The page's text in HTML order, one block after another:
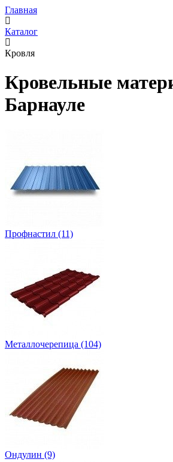
Главная
Каталог
Кровля
Кровельные
Барнауле
Профнастил (11)
Металлочерепица (104)
Ондулин (9)